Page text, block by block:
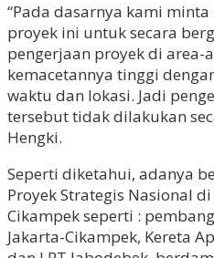
“Pada dasarnya kami
proyek ini untuk secara
pengerjaan proyek di area-
kemacetannya tinggi
waktu dan lokasi. Jadi
tersebut tidak dilakukan
Hengki.
Seperti diketahui, adanya
Proyek Strategis Nasional
Cikampek seperti :
Jakarta-Cikampek, Kereta